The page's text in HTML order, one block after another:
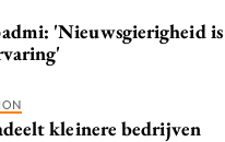
'Nieuwsgierigheid is
kleinere bedrijven